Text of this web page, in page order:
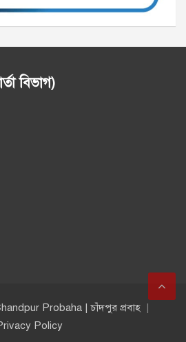
বিভাগ)
Probaha | চাঁদপুর প্রবাহ
Policy